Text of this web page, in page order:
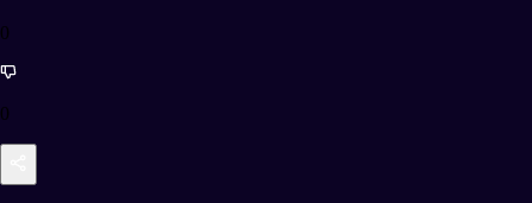
0
0